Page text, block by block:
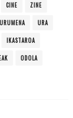
CINE ZINE
URA
IKASTAROA
ODOLA